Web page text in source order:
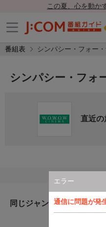
この夏、心を動か
番組表 シンパシー・フォー
エラー
通信に問題が発
シンパシー・フォ
直近
同じジャンルのおすすめ番